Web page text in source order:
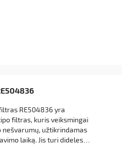
RE504836 yra
filtras, kuris veiksmingai
nešvarumų, užtikrindamas
laiką. Jis turi dideles